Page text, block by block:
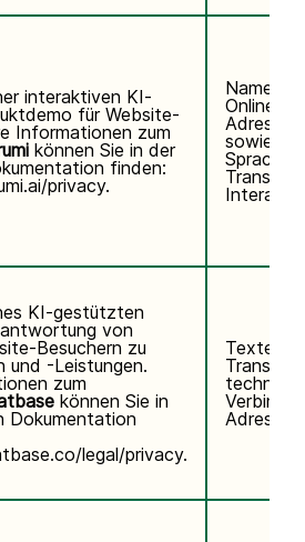
interaktiven KI-
für Website-
Informationen zum
können Sie in der
finden:
privacy.
Name,
Online-
sowie
KI-gestützten
von
Besuchern zu
und -Leistungen.
zum
können Sie in
Dokumentation
legal/privacy.
Adresse,